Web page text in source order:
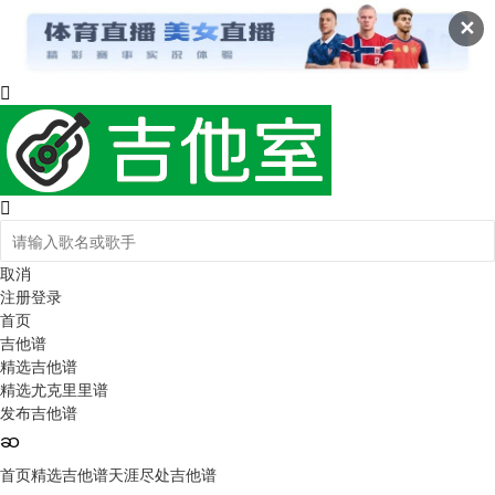
✕
取消
注册登录
首页
吉他谱
精选吉他谱
精选尤克里里谱
发布吉他谱
首页精选吉他谱天涯尽处吉他谱